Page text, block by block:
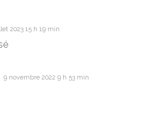
2023 15 h 19 min
9 novembre 2022 9 h 53 min